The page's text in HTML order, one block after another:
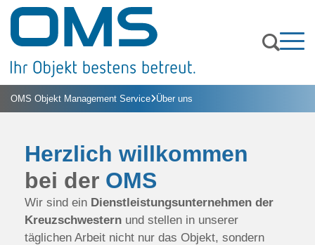

Elektrotechnik
Medizinische Physik & Strahlenschutz
Medizintechnik
Über uns
Anmelden

OMS Objekt Management ServiceÜber uns
Herzlich willkommen
bei der OMS
Wir sind ein Dienstleistungs­unternehmen der
Kreuz­schwestern und stellen in unserer
täglichen Arbeit nicht nur das Objekt, sondern